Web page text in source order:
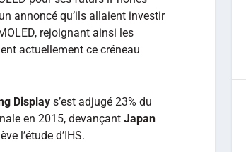
annoncé qu’ils allaient investir
rejoignant ainsi les
actuellement ce créneau
Display s’est adjugé 23% du
en 2015, devançant Japan
l’étude d’IHS.